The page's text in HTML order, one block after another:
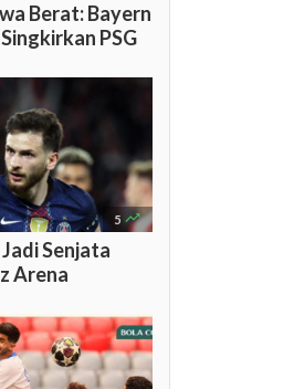
Berat: Bayern
PSG
5 
Senjata
Arena